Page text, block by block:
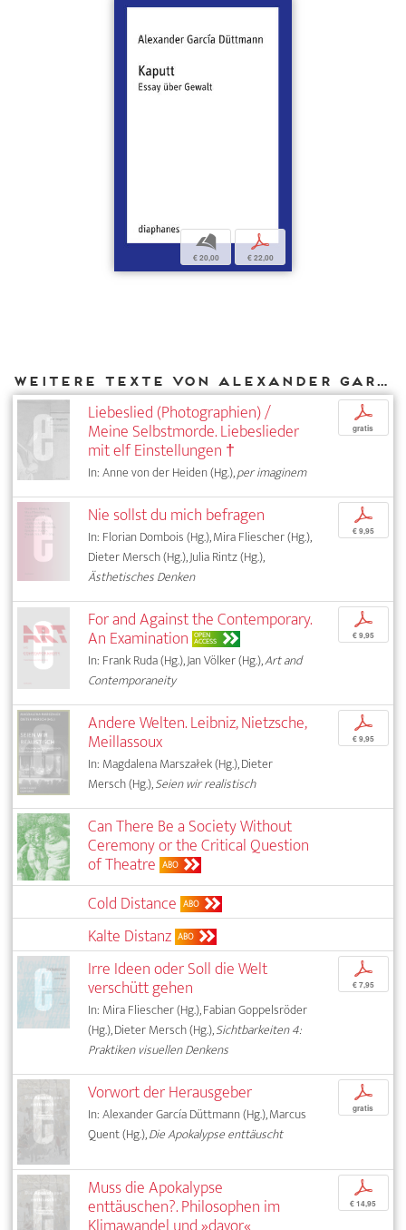
b
€ 20,00
p
€ 22,00
Weitere Texte von Alexander García Düttmann bei DIAPHANES
Liebeslied (Photographien) /
Meine Selbstmorde. Liebeslieder
mit elf Einstellungen †
In: Anne von der Heiden (Hg.),per imaginem
p
gratis
Nie sollst du mich befragen
In: Florian Dombois (Hg.), Mira Fliescher (Hg.),
Dieter Mersch (Hg.), Julia Rintz (Hg.),
Ästhetisches Denken
p
€ 9,95
For and Against the Contemporary.
An Examination OPEN
ACCESS
In: Frank Ruda (Hg.), Jan Völker (Hg.),Art and
Contemporaneity
p
€ 9,95
Andere Welten. Leibniz, Nietzsche,
Meillassoux
In: Magdalena Marszałek (Hg.), Dieter
Mersch (Hg.),Seien wir realistisch
p
€ 9,95
Can There Be a Society Without
Ceremony or the Critical Question
of Theatre ABO
Cold Distance ABO
Kalte Distanz ABO
Irre Ideen oder Soll die Welt
verschütt gehen
In: Mira Fliescher (Hg.), Fabian Goppelsröder
(Hg.), Dieter Mersch (Hg.),Sichtbarkeiten 4:
Praktiken visuellen Denkens
p
€ 7,95
Vorwort der Herausgeber
In: Alexander García Düttmann (Hg.), Marcus
Quent (Hg.),Die Apokalypse enttäuscht
p
gratis
Muss die Apokalypse
enttäuschen?. Philosophen im
p
€ 14,95